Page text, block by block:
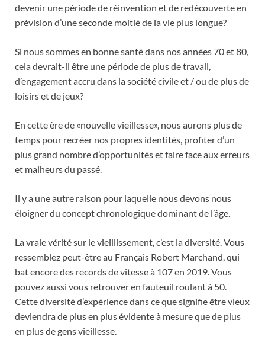
devenir une période de réinvention et de redécouverte en
prévision d’une seconde moitié de la vie plus longue?
Si nous sommes en bonne santé dans nos années 70 et 80,
cela devrait-il être une période de plus de travail,
d’engagement accru dans la société civile et / ou de plus de
loisirs et de jeux?
En cette ère de «nouvelle vieillesse», nous aurons plus de
temps pour recréer nos propres identités, profiter d’un
plus grand nombre d’opportunités et faire face aux erreurs
et malheurs du passé.
Il y a une autre raison pour laquelle nous devons nous
éloigner du concept chronologique dominant de l’âge.
La vraie vérité sur le vieillissement, c’est la diversité. Vous
ressemblez peut-être au Français Robert Marchand, qui
bat encore des records de vitesse à 107 en 2019. Vous
pouvez aussi vous retrouver en fauteuil roulant à 50.
Cette diversité d’expérience dans ce que signifie être vieux
deviendra de plus en plus évidente à mesure que de plus
en plus de gens vieillesse.